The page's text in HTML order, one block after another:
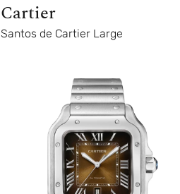
Cartier
Santos de Cartier Large